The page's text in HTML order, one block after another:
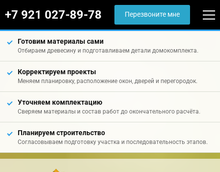
+7 921 027-89-78 Перезвоните мне
Готовим материалы сами
Отбираем древесину и подготавливаем детали домокомплекта.
Корректируем проекты
Меняем планировку, расположение окон, дверей и перегородок.
Уточняем комплектацию
Сверяем материалы и состав работ до окончательного расчёта.
Планируем строительство
Согласовываем подготовку участка и последовательность этапов.